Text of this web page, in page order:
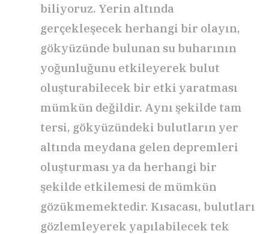
biliyoruz. Yerin altında
gerçekleşecek herhangi bir olayın,
gökyüzünde bulunan su buharının
yoğunluğunu etkileyerek bulut
oluşturabilecek bir etki yaratması
mümkün değildir. Aynı şekilde tam
tersi, gökyüzündeki bulutların yer
altında meydana gelen depremleri
oluşturması ya da herhangi bir
şekilde etkilemesi de mümkün
gözükmemektedir. Kısacası, bulutları
gözlemleyerek yapılabilecek tek